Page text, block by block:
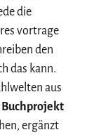
die
vortrage
den
das kann.
aus
Buchprojekt
ergänzt